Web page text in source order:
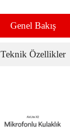
Genel Bakış
Teknik Özellikler